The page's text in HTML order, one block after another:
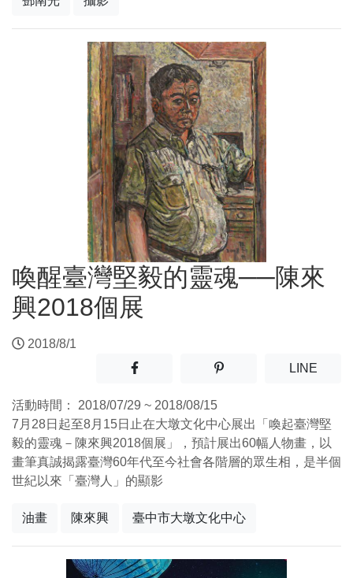
喚醒臺灣堅毅的靈魂──陳來
興2018個展
2018/8/1
分享至facebook(另開新視窗)
分享至噗浪(另開新視窗)
LINE(另開
活動時間：
2018/07/29 ~ 2018/08/15
7月28日起至8月15日止在大墩文化中心展出「喚起臺灣堅
毅的靈魂－陳來興2018個展」，預計展出60幅人物畫，以
畫筆真誠揭露臺灣60年代至今社會各階層的眾生相，是半個
世紀以來「臺灣人」的顯影
油畫 陳來興 臺中市大墩文化中心